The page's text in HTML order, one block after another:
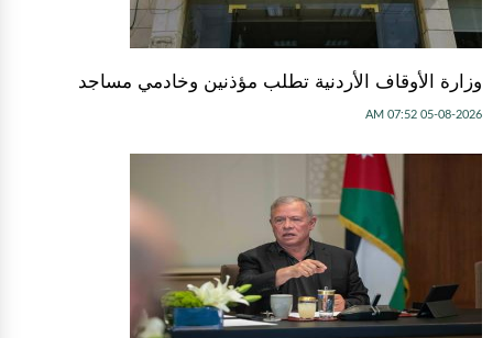
وزارة الأوقاف الأردنية تطلب مؤذنين وخادمي مساجد
05-08-2026 07:52 AM